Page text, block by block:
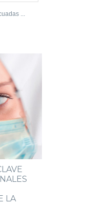
...
LA